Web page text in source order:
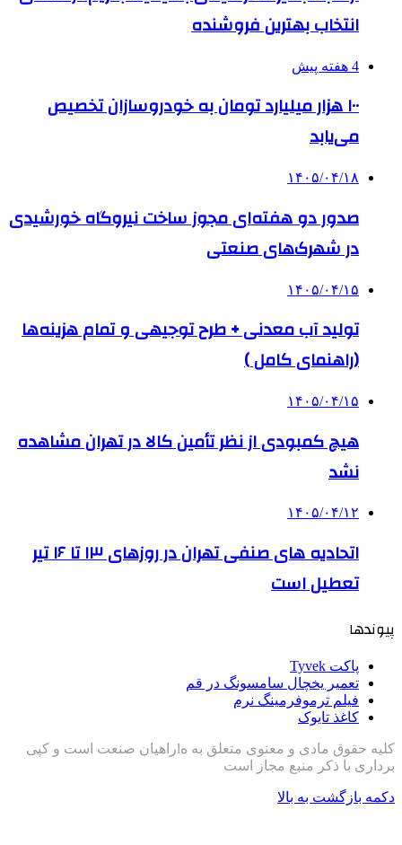
انتخاب بهترین فروشنده
4 هفته پیش
۱۰۰ هزار میلیارد تومان به خودروسازان تخصیص
می‌یابد
۱۴۰۵/۰۴/۱۸
صدور دو هفته‌ای مجوز ساخت نیروگاه خورشیدی
در شهرک‌های صنعتی
۱۴۰۵/۰۴/۱۵
تولید آب معدنی + طرح توجیهی و تمام هزینه‌ها
(راهنمای کامل )
۱۴۰۵/۰۴/۱۵
هیچ کمبودی از نظر تأمین کالا در تهران مشاهده
نشد
۱۴۰۵/۰۴/۱۲
اتحادیه های صنفی تهران در روزهای ۱۳ تا ۱۶ تیر
تعطیل است
پیوندها
پاکت Tyvek
تعمیر یخچال سامسونگ در قم
فیلم ترموفرمینگ نرم
کاغذ تایوک
کلیه حقوق مادی و معنوی متعلق به هlراهیان صنعت است و کپی
برداری با ذکر منبع مجاز است
دکمه بازگشت به بالا